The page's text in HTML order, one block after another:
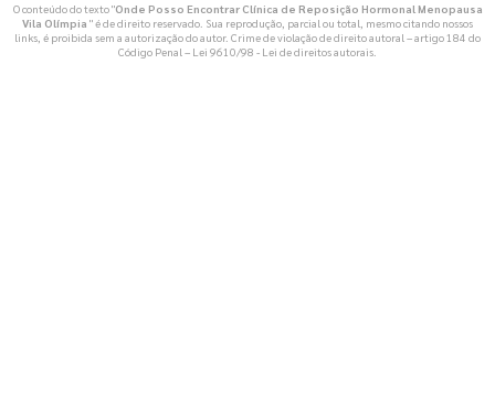
O conteúdo do texto "Onde Posso Encontrar Clínica de Reposição Hormonal Menopausa
Vila Olímpia " é de direito reservado. Sua reprodução, parcial ou total, mesmo citando nossos
links, é proibida sem a autorização do autor. Crime de violação de direito autoral – artigo 184 do
Código Penal – Lei 9610/98 - Lei de direitos autorais